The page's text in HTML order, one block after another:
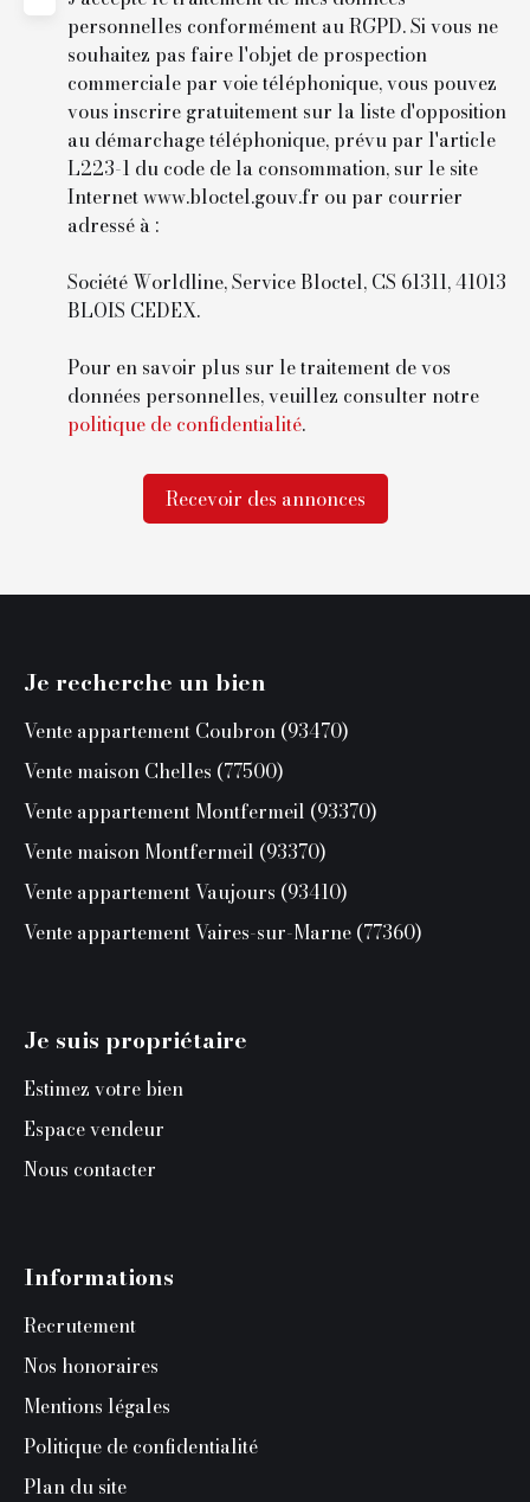
personnelles conformément au RGPD. Si vous ne
souhaitez pas faire l'objet de prospection
commerciale par voie téléphonique, vous pouvez
vous inscrire gratuitement sur la liste d'opposition
au démarchage téléphonique, prévu par l'article
L223-1 du code de la consommation, sur le site
Internet www.bloctel.gouv.fr ou par courrier
adressé à :
Société Worldline, Service Bloctel, CS 61311, 41013
BLOIS CEDEX.
Pour en savoir plus sur le traitement de vos
données personnelles, veuillez consulter notre
politique de confidentialité.
Recevoir des annonces
Je recherche un bien
Vente appartement Coubron (93470)
Vente maison Chelles (77500)
Vente appartement Montfermeil (93370)
Vente maison Montfermeil (93370)
Vente appartement Vaujours (93410)
Vente appartement Vaires-sur-Marne (77360)
Je suis propriétaire
Estimez votre bien
Espace vendeur
Nous contacter
Informations
Recrutement
Nos honoraires
Mentions légales
Politique de confidentialité
Plan du site